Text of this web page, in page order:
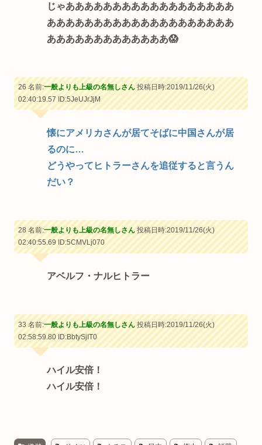
じゃああああああああああああああああああ
ああああああああああああああああああああ
あああああああああああああ😱
26 名前:一般よりも上級の名無しさん投稿日時:2019/11/26(火)
02:40:19.57ID:5JeUJrJjM
懐にアメリカさんが居てそばに中国さんが居
るのに…
どうやってヒトラーさんを追従すると言うん
だい？
28 名前:一般よりも上級の名無しさん投稿日時:2019/11/26(火)
02:40:55.69ID:5CMVLj070
アベルフ・ナルヒトラー
33 名前:一般よりも上級の名無しさん投稿日時:2019/11/26(火)
02:58:59.80ID:BbtySjIT0
ハイル安倍！
ハイル安倍！